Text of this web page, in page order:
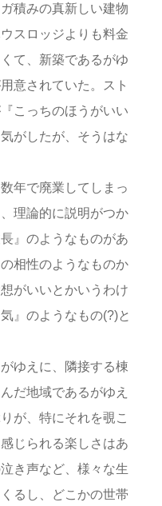
積みの真新しい建物
スロッジよりも料金
て、新築であるがゆ
意されていた。スト
こっちのほうがいい
がしたが、そうはな
年で廃業してしまっ
理論的に説明がつか
』のようなものがあ
相性のようなものか
がいいとかいうわけ
』のようなもの(?)と
ゆえに、隣接する棟
だ地域であるがゆえ
が、特にそれを覗こ
じられる楽しさはあ
き声など、様々な生
るし、どこかの世帯